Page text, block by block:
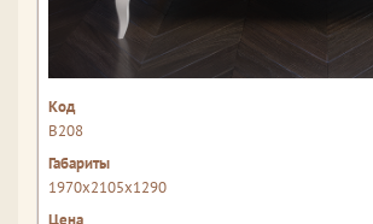
В208
1970x2105x1290